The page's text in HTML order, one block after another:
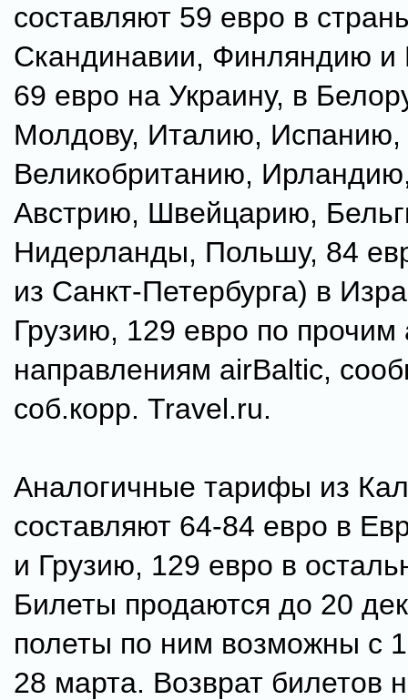
составляют 59 евро в
Скандинавии, Финляндию и
69 евро на Украину, в
Молдову, Италию,
Великобританию,
Австрию, Швейцарию,
Нидерланды, Польшу, 84
из Санкт-Петербурга) в
Грузию, 129 евро по прочим
направлениям airBaltic,
соб.корр. Travel.ru.
Аналогичные тарифы из
составляют 64-84 евро в
и Грузию, 129 евро в
Билеты продаются до 20
полеты по ним возможны с
28 марта. Возврат билетов